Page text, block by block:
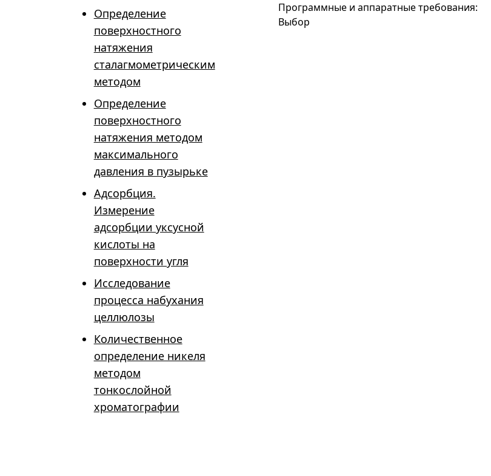
Определение
поверхностного
натяжения
сталагмометрическим
методом
Определение
поверхностного
натяжения методом
максимального
давления в пузырьке
Адсорбция.
Измерение
адсорбции уксусной
кислоты на
поверхности угля
Исследование
процесса набухания
целлюлозы
Количественное
определение никеля
методом
тонкослойной
хроматографии
Программные и аппаратные требования:
Выбор